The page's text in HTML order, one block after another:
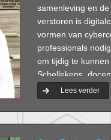
samenleving en
verstoren is
vormen van
professionals
om tijdig te
Schellekens,
Afgelopen
afstudeerrichting
Lees verder